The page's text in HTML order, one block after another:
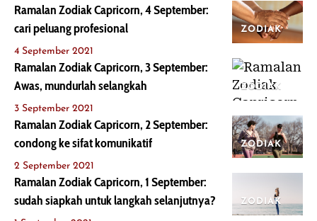
ZODIAK
Ramalan Zodiak Capricorn, 4 September:
cari peluang profesional
4 September 2021
ZODIAK
Ramalan Zodiak Capricorn, 3 September:
Awas, mundurlah selangkah
3 September 2021
ZODIAK
Ramalan Zodiak Capricorn, 2 September:
condong ke sifat komunikatif
2 September 2021
ZODIAK
Ramalan Zodiak Capricorn, 1 September:
sudah siapkah untuk langkah selanjutnya?